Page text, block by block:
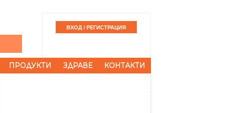
ПРОДУКТИ ЗДРАВЕ КОНТАКТИ